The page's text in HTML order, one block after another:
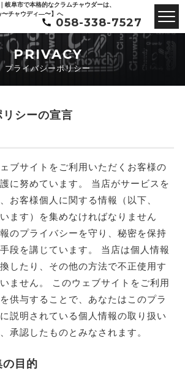
岐阜市で本格的なクラムチャウダーは、
〜チャウディ—〜】へ
058-338-7527
PRIVACY
プライバシーポリシー
シーの宣言
ブサイトをご利用いただくお客様の
に努めています。 当店がサービスを
お客様個人に関する情報（以下、
ます）を集めなければなりません
のプライバシーを守り、秘密を保持
段を講じています。 当店は個人情報
したり、その他の方法で不正使用す
ません。 このウェブサイトをご利用
供与することで、あなたはこのプラ
説明されている個人情報の取り扱い
承認したものとみなされます。
目的